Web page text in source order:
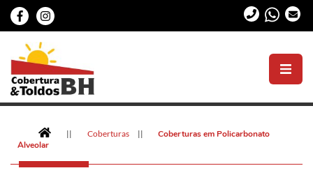
Cobertura
|| Coberturas ||
Coberturas em Policarbonato
Alveolar